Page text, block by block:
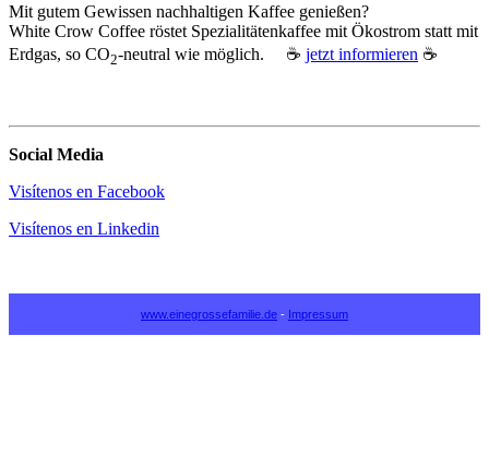
Mit gutem Gewissen nachhaltigen Kaffee genießen?
White Crow Coffee röstet Spezialitätenkaffee mit Ökostrom statt mit
Erdgas, so CO2‑neutral wie möglich. ☕ jetzt informieren ☕
Social Media
Visítenos en Facebook
Visítenos en Linkedin
www.einegrossefamilie.de - Impressum